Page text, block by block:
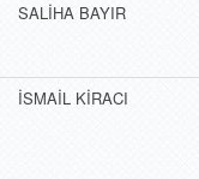
SALİHA BAYIR
İSMAİL KİRACI